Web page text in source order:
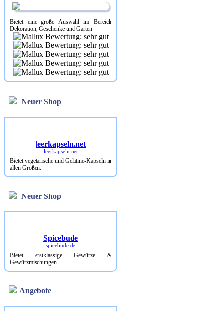
Bietet eine große Auswahl im Bereich
Dekoration, Geschenke und Garten
Neuer Shop
leerkapseln.net
Bietet vegetarische und Gelatine-Kapseln in
allen Größen.
Bietet erstklassige Gewürze &
Gewürzmischungen